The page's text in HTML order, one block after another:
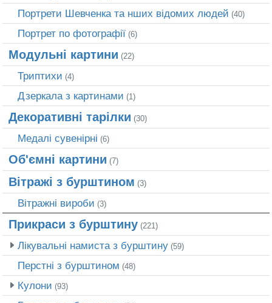
Портрети Шевченка та нших відомих людей (40)
Портрет по фотографії (6)
Модульні картини (22)
Триптихи (4)
Дзеркала з картинами (1)
Декоративні тарілки (30)
Медалі сувенірні (6)
Об'ємні картини (7)
Вітражі з бурштином (3)
Вітражні вироби (3)
Прикраси з бурштину (221)
Лікувальні намиста з бурштину (59)
Перстні з бурштином (48)
Кулони (93)